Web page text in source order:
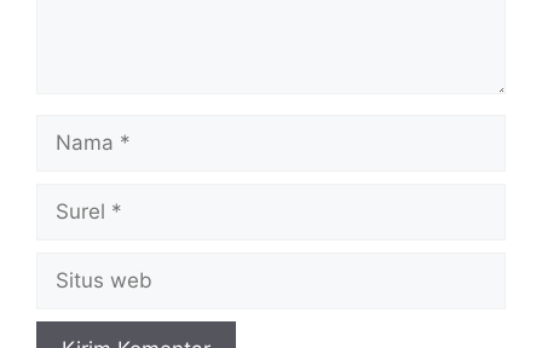
Nama
Surel
Situs
web